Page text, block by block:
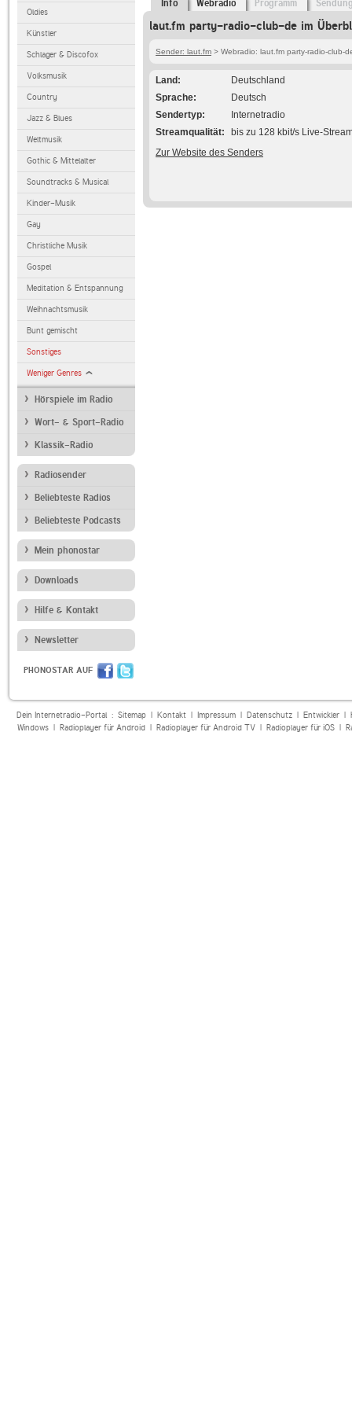
Oldies
Künstler
Schlager & Discofox
Volksmusik
Country
Jazz & Blues
Weltmusik
Gothic & Mittelalter
Soundtracks & Musical
Kinder-Musik
Gay
Christliche Musik
Gospel
Meditation & Entspannung
Weihnachtsmusik
Bunt gemischt
Sonstiges
Weniger Genres
Hörspiele im Radio
Wort- & Sport-Radio
Klassik-Radio
Radiosender
Beliebteste Radios
Beliebteste Podcasts
Mein phonostar
Downloads
Hilfe & Kontakt
Newsletter
PHONOSTAR AUF
Info Webradio Programm
laut.fm party-radio-club-de im
Sender: laut.fm > Webradio: laut.fm party-radio-club-
Land
Deutschland
Sprache
Deutsch
Sendertyp
Internetradio
Streamqualität
bis zu 128 kbit/s Live-
Zur Website des Senders
Dein Internetradio-Portal : Sitemap| Kontakt| Impressum| Datenschutz| Entwickler|
Windows| Radioplayer für Android| Radioplayer für Android TV| Radioplayer für iOS|